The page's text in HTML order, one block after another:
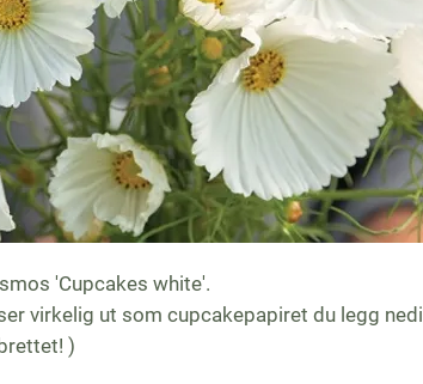
'Cupcakes white'.
virkelig ut som cupcakepapiret du legg nedi
)